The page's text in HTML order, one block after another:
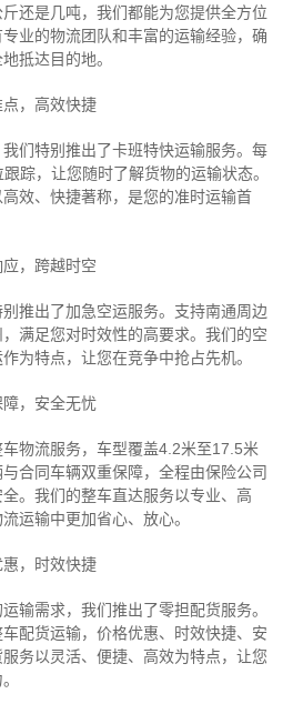
还是几吨，我们都能为您提供全方位
业的物流团队和丰富的运输经验，确
抵达目的地。
，高效快捷
们特别推出了卡班特快运输服务。每
踪，让您随时了解货物的运输状态。
效、快捷著称，是您的准时运输首
，跨越时空
推出了加急空运服务。支持南通周边
满足您对时效性的高要求。我们的空
为特点，让您在竞争中抢占先机。
，安全无忧
物流服务，车型覆盖4.2米至17.5米
合同车辆双重保障，全程由保险公司
。我们的整车直达服务以专业、高
运输中更加省心、放心。
，时效快捷
输需求，我们推出了零担配货服务。
配货运输，价格优惠、时效快捷、安
务以灵活、便捷、高效为特点，让您